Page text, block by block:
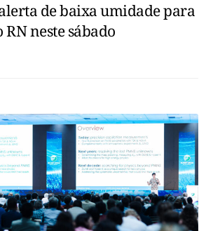
de baixa umidade para
RN neste sábado